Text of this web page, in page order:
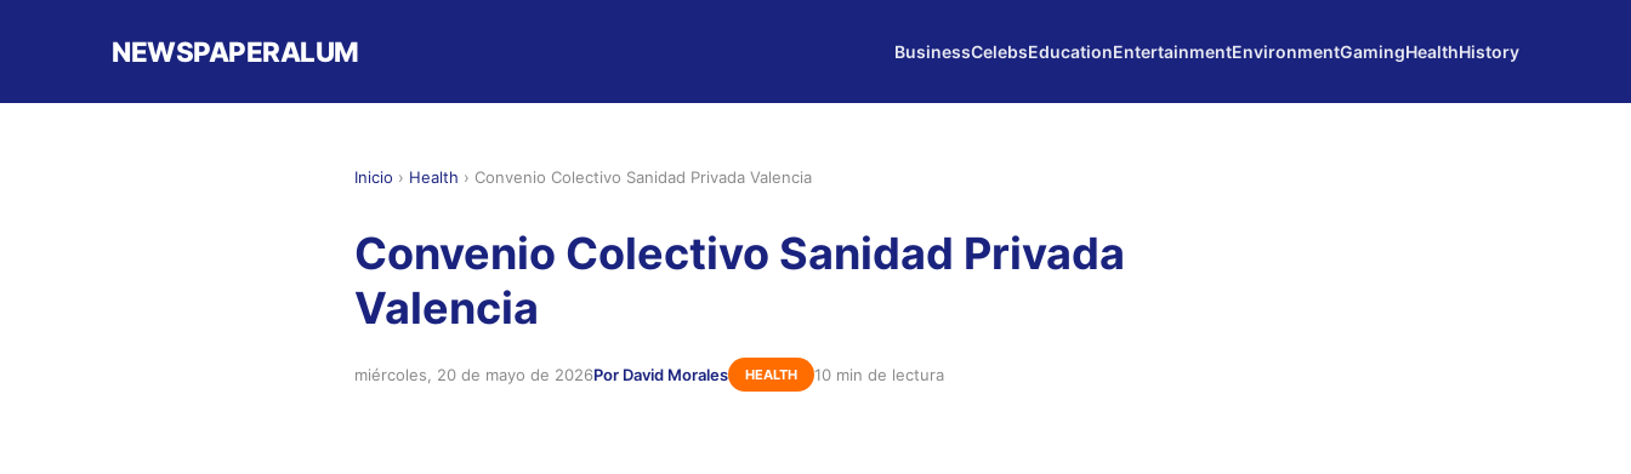
NEWSPAPERALUM BusinessCelebsEducationEntertainmentEnvironmentGamingHealthHistory
Inicio › Health › Convenio Colectivo Sanidad Privada Valencia
Convenio Colectivo Sanidad Privada
Valencia
miércoles, 20 de mayo de 2026Por David Morales HEALTH 10 min de lectura